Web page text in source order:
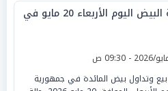
أسعار كرتونة البيض اليوم الأربعاء 20 مايو في
وتداول بيض المائدة في جمهورية